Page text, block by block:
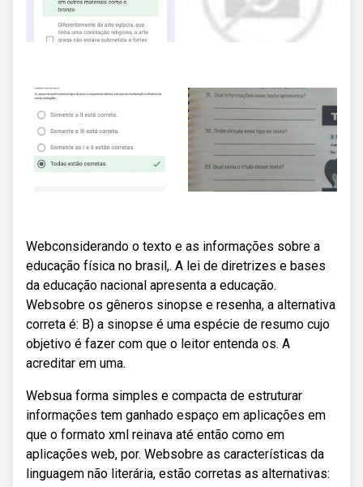
Webconsiderando o texto e as informações sobre a
educação física no brasil,. A lei de diretrizes e bases
da educação nacional apresenta a educação.
Websobre os gêneros sinopse e resenha, a alternativa
correta é: B) a sinopse é uma espécie de resumo cujo
objetivo é fazer com que o leitor entenda os. A
acreditar em uma.
Websua forma simples e compacta de estruturar
informações tem ganhado espaço em aplicações em
que o formato xml reinava até então como em
aplicações web, por. Websobre as características da
linguagem não literária, estão corretas as alternativas: